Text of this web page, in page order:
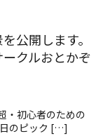
公開します。
クルおとかぞ
・初心者のための
のピック […]